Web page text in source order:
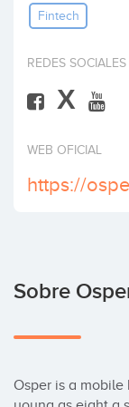
Invertir
Fintech
REDES SOCIALES
X
WEB OFICIAL
https://
Sobre
Osper is a